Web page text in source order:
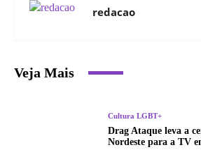
redacao
Veja Mais
Cultura LGBT+
Drag Ataque leva a
Nordeste para a TV